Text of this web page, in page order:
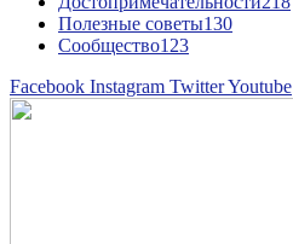
Полезные советы130
Сообщество123
Facebook Instagram TwitterYoutube